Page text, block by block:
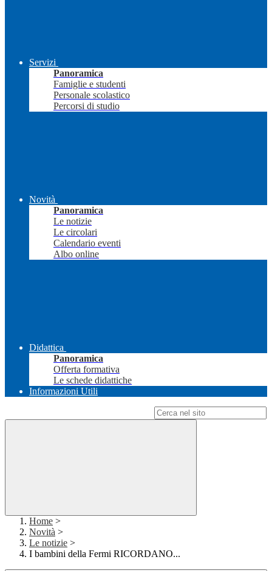
Servizi
Panoramica
Famiglie e studenti
Personale scolastico
Percorsi di studio
Novità
Panoramica
Le notizie
Le circolari
Calendario eventi
Albo online
Didattica
Panoramica
Offerta formativa
Le schede didattiche
Informazioni Utili
Home >
Novità >
Le notizie >
I bambini della Fermi RICORDANO...